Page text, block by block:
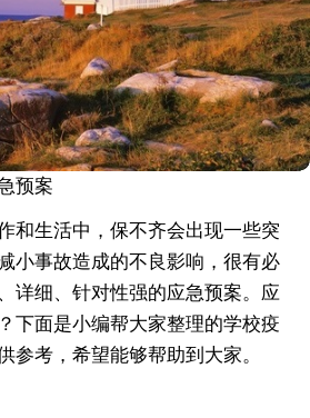
预案
和生活中，保不齐会出现一些突
小事故造成的不良影响，很有必
详细、针对性强的应急预案。应
下面是小编帮大家整理的学校疫
参考，希望能够帮助到大家。